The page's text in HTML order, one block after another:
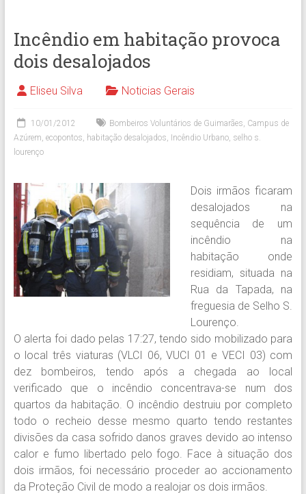
Incêndio em habitação provoca
dois desalojados
Eliseu Silva Noticias Gerais
10/01/2012 Bombeiros Voluntários de Guimarães, Campus de
Azúrem, ecopontos, habitação desalojados, Incêndio Urbano, selho s.
lourenço
Dois irmãos ficaram
desalojados na
sequência de um
incêndio na
habitação onde
residiam, situada na
Rua da Tapada, na
freguesia de Selho S.
Lourenço.
O alerta foi dado pelas 17:27, tendo sido mobilizado para
o local três viaturas (VLCI 06, VUCI 01 e VECI 03) com
dez bombeiros, tendo após a chegada ao local
verificado que o incêndio concentrava-se num dos
quartos da habitação. O incêndio destruiu por completo
todo o recheio desse mesmo quarto tendo restantes
divisões da casa sofrido danos graves devido ao intenso
calor e fumo libertado pelo fogo. Face à situação dos
dois irmãos, foi necessário proceder ao accionamento
da Proteção Civil de modo a realojar os dois irmãos.